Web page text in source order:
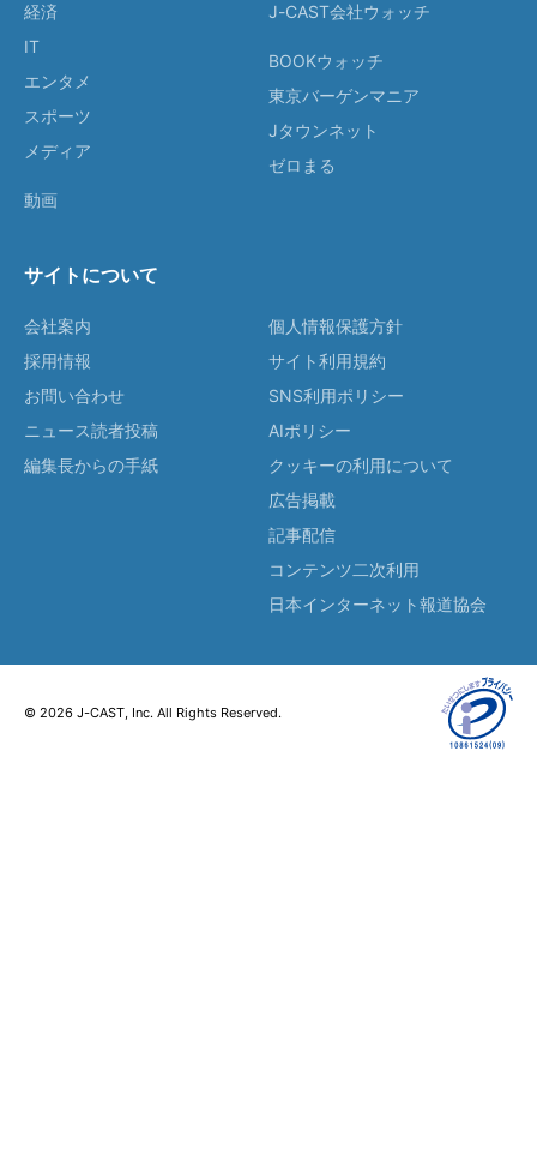
経済
IT
エンタメ
スポーツ
メディア
動画
J-CAST会社ウォッチ
BOOKウォッチ
東京バーゲンマニア
Jタウンネット
ゼロまる
サイトについて
会社案内
採用情報
お問い合わせ
ニュース読者投稿
編集長からの手紙
個人情報保護方針
サイト利用規約
SNS利用ポリシー
AIポリシー
クッキーの利用について
広告掲載
記事配信
コンテンツ二次利用
日本インターネット報道協会
© 2026 J-CAST, Inc. All Rights Reserved.